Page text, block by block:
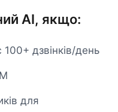
AI, якщо:
дзвінків/день
для